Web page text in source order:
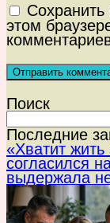
этом
Поиск
Последние
«Хватит
согласился
выдержала